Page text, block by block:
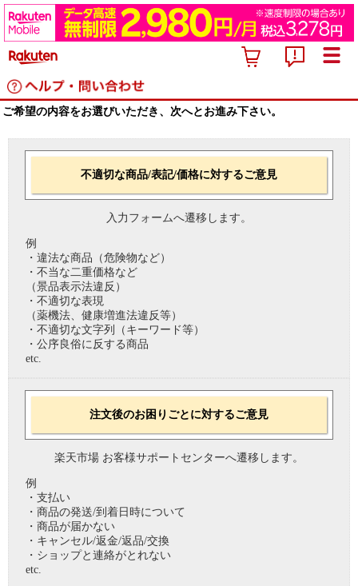
ご希望の内容をお選びいただき、次へとお進み下さい。
不適切な商品/表記/価格に対するご意見
入力フォームへ遷移します。
例
・違法な商品（危険物など）
・不当な二重価格など
（景品表示法違反）
・不適切な表現
（薬機法、健康増進法違反等）
・不適切な文字列（キーワード等）
・公序良俗に反する商品
etc.
注文後のお困りごとに対するご意見
楽天市場 お客様サポートセンターへ遷移します。
例
・支払い
・商品の発送/到着日時について
・商品が届かない
・キャンセル/返金/返品/交換
・ショップと連絡がとれない
etc.